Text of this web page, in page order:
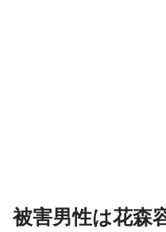
被害男性は花森